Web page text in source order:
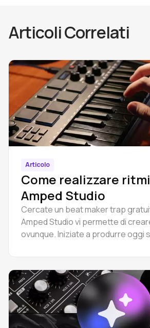
Articoli Correlati
Articolo
Come realizzare
Amped Studio
Cercate un beat maker trap
Amped Studio vi permette di
ovunque. Iniziate a produrre oggi